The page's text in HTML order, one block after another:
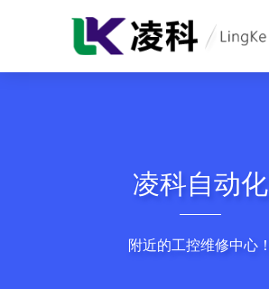
凌科自动化
附近的工控维修中心！